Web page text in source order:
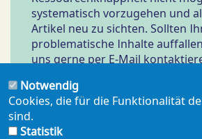
systematisch vorzugehen und
Artikel neu zu sichten. Sollten
problematische Inhalte
uns gerne per E-Mail
Notwendig
Cookies, die für die Funktionalität
sind.
Statistik